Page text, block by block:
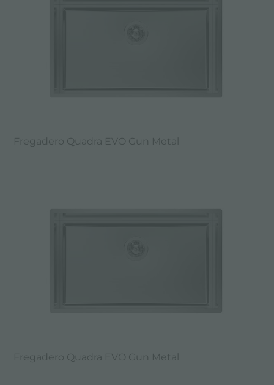
Fregadero Quadra EVO Gun Metal
Fregadero Quadra EVO Gun Metal